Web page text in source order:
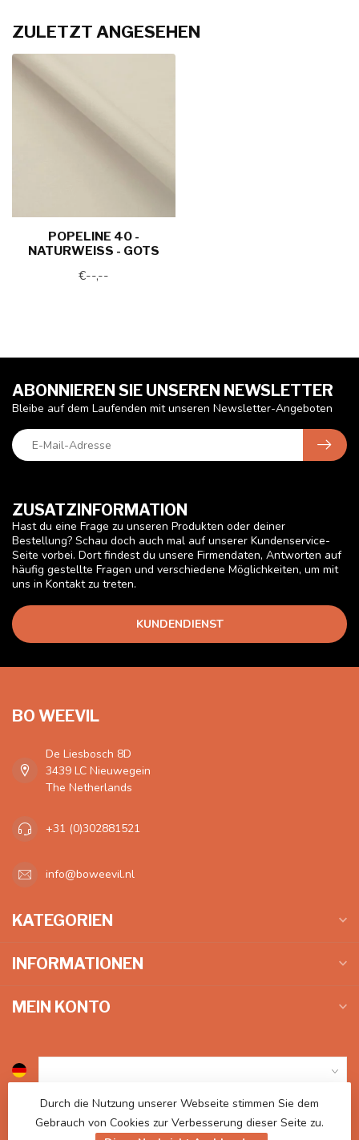
ZULETZT ANGESEHEN
POPELINE 40 -
NATURWEISS - GOTS
€--,--
ZUSATZINFORMATION
Hast du eine Frage zu unseren Produkten oder deiner
Bestellung? Schau doch auch mal auf unserer Kundenservice-
Seite vorbei. Dort findest du unsere Firmendaten, Antworten auf
häufig gestellte Fragen und verschiedene Möglichkeiten, um mit
uns in Kontakt zu treten.
KUNDENDIENST
ABONNIEREN SIE UNSEREN NEWSLETTER
Bleibe auf dem Laufenden mit unseren Newsletter-Angeboten
BO WEEVIL
De Liesbosch 8D
3439 LC Nieuwegein
The Netherlands
+31 (0)302881521
info@boweevil.nl
KATEGORIEN
INFORMATIONEN
MEIN KONTO
Durch die Nutzung unserer Webseite stimmen Sie dem
Gebrauch von Cookies zur Verbesserung dieser Seite zu.